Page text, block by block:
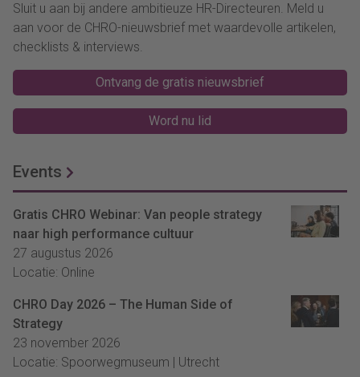
Sluit u aan bij andere ambitieuze HR-Directeuren. Meld u
aan voor de CHRO-nieuwsbrief met waardevolle artikelen,
checklists & interviews.
Ontvang de gratis nieuwsbrief
Word nu lid
Events
Gratis CHRO Webinar: Van people strategy
naar high performance cultuur
27 augustus 2026
Locatie: Online
CHRO Day 2026 – The Human Side of
Strategy
23 november 2026
Locatie: Spoorwegmuseum | Utrecht